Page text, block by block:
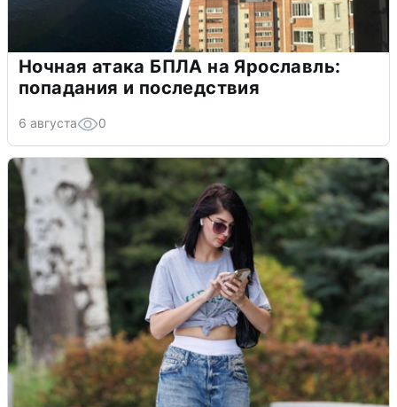
Ночная атака БПЛА на Ярославль:
попадания и последствия
6 августа 0